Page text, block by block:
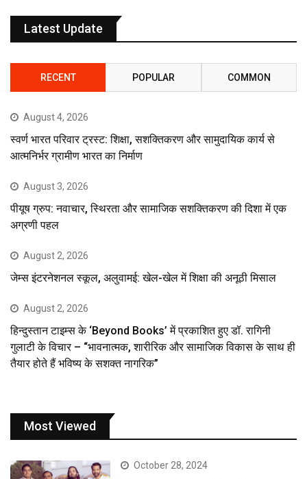
Latest Update
RECENT POPULAR COMMON
August 4, 2026
स्वर्ण भारत परिवार ट्रस्ट: शिक्षा, सशक्तिकरण और सामुदायिक कार्य से
आत्मनिर्भर ग्रामीण भारत का निर्माण
August 3, 2026
पीयूष ग्रुप: नवाचार, स्थिरता और सामाजिक सशक्तिकरण की दिशा में एक
अग्रणी पहल
August 2, 2026
जेम्स इंटरनेशनल स्कूल, अलुवामई: खेल-खेल में शिक्षा की अनूठी मिसाल
August 2, 2026
हिन्दुस्तान टाइम्स के ‘Beyond Books’ में प्रकाशित हुए डॉ. रागिनी
गुलाटी के विचार – “भावनात्मक, शारीरिक और सामाजिक विकास के साथ ही
तैयार होते हैं भविष्य के सशक्त नागरिक”
Most Viewed
October 28, 2024